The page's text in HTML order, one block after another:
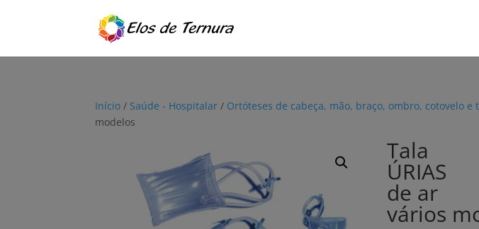
Início / Saúde - Hospitalar / Ortóteses de cabeça, mão, braço, ombro, cotovelo e
modelos
Tala
ÚRIAS
de ar
vários